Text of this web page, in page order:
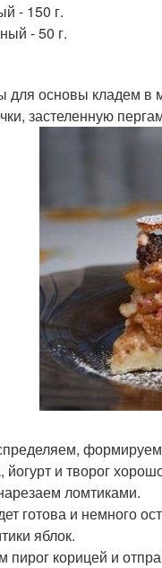
- 150 г.
- 50 г.
для основы кладем
застеленную
формируем
и творог
ломтиками.
готова и немного
яблок.
пирог корицей и